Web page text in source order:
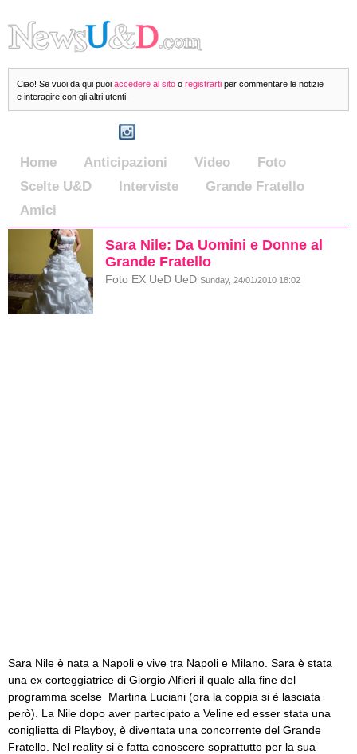
Ciao! Se vuoi da qui puoi accedere al sito o registrarti per commentare le notizie
e interagire con gli altri utenti.
Home Anticipazioni Video
Foto
Scelte U&D
Interviste
Grande Fratello
Amici
Sara Nile: Da Uomini e Donne al
Grande Fratello
Foto EX UeD UeD Sunday, 24/01/2010 18:02
Sara Nile è nata a Napoli e vive tra Napoli e Milano. Sara è stata
una ex corteggiatrice di Giorgio Alfieri il quale alla fine del
programma scelse Martina Luciani (ora la coppia si è lasciata
però). La Nile dopo aver partecipato a Veline ed esser stata una
coniglietta di Playboy, è diventata una concorrente del Grande
Fratello. Nel reality si è fatta conoscere soprattutto per la sua